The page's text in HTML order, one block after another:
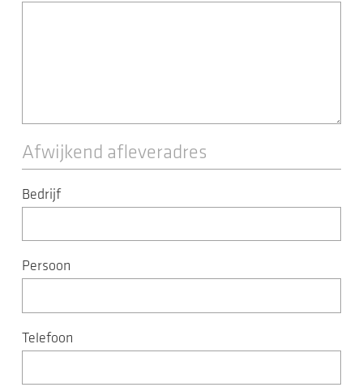
Afwijkend afleveradres
Bedrijf
Persoon
Telefoon